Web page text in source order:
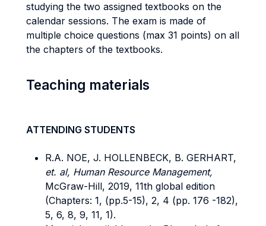
studying the two assigned textbooks on the
calendar sessions. The exam is made of
multiple choice questions (max 31 points) on all
the chapters of the textbooks.
Teaching materials
ATTENDING STUDENTS
R.A. NOE, J. HOLLENBECK, B. GERHART,
et. al, Human Resource Management,
McGraw-Hill, 2019, 11th global edition
(Chapters: 1, (pp.5-15), 2, 4 (pp. 176 -182),
5, 6, 8, 9, 11, 1).